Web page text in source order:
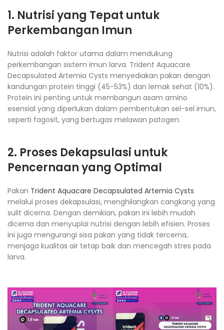
1. Nutrisi yang Tepat untuk
Perkembangan Imun
Nutrisi adalah faktor utama dalam mendukung
perkembangan sistem imun larva. Trident Aquacare
Decapsulated Artemia Cysts menyediakan pakan dengan
kandungan protein tinggi (45-53%) dan lemak sehat (10%).
Protein ini penting untuk membangun asam amino
esensial yang diperlukan dalam pembentukan sel-sel imun,
seperti fagosit, yang bertugas melawan patogen.
2. Proses Dekapsulasi untuk
Pencernaan yang Optimal
Pakan Trident Aquacare Decapsulated Artemia Cysts
melalui proses dekapsulasi, menghilangkan cangkang yang
sulit dicerna. Dengan demikian, pakan ini lebih mudah
dicerna dan menyuplai nutrisi dengan lebih efisien. Proses
ini juga mengurangi sisa pakan yang tidak tercerna,
menjaga kualitas air tetap baik dan mencegah stres pada
larva.